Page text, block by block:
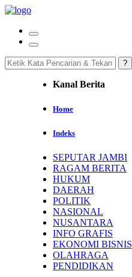
Kanal Berita
Home
Indeks
SEPUTAR JAMBI
RAGAM BERITA
HUKUM
DAERAH
POLITIK
NASIONAL
NUSANTARA
INFO GRAFIS
EKONOMI BISNIS
OLAHRAGA
PENDIDIKAN